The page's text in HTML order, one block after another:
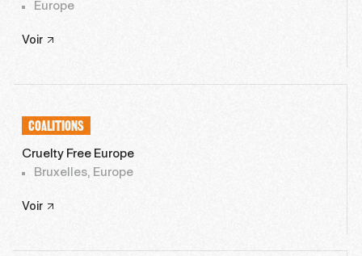
Europe
Voir
COALITIONS
Cruelty Free Europe
Bruxelles, Europe
Voir